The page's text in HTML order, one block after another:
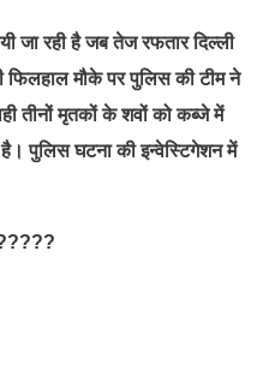
जा रही है जब तेज रफतार दिल्ली
फिलहाल मौके पर पुलिस की टीम ने
तीनों मृतकों के शवों को कब्जे में
है। पुलिस घटना की इन्वेस्टिगेशन में